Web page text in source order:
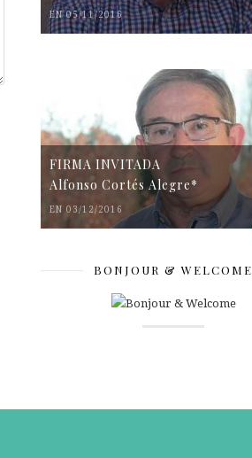
EN 05/11/2016
FIRMA INVITADA
Alfonso Cortés Alegre*
EN 03/12/2016
BONJOUR & WELCOME